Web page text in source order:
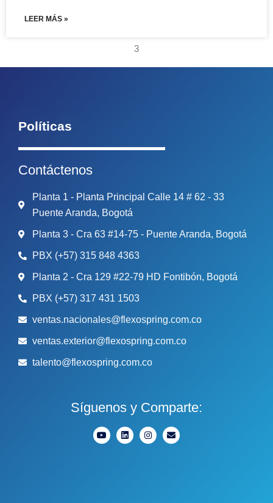
LEER MÁS »
3
Políticas
Contáctenos
Planta 1 - Planta Principal Calle 14 # 62 - 33
Puente Aranda, Bogotá
Planta 3 - Cra 63 #14-75 - Puente Aranda, Bogotá
PBX (+57) 315 848 4363
Planta 2 - Cra 129 #22-79 HD Fontibón, Bogotá
PBX (+57) 317 431 1503
ventas.nacionales@flexospring.com.co
ventas.exterior@flexospring.com.co
talento@flexospring.com.co
Síguenos y Comparte: